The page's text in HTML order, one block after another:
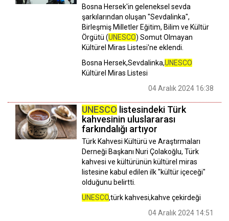
Bosna Hersek'in geleneksel sevda
şarkılarından oluşan "Sevdalinka",
Birleşmiş Milletler Eğitim, Bilim ve Kültür
Örgütü (UNESCO) Somut Olmayan
Kültürel Miras Listesi'ne eklendi.
Bosna Hersek,Sevdalinka,UNESCO
Kültürel Miras Listesi
04 Aralık 2024 16:38
UNESCO listesindeki Türk
kahvesinin uluslararası
farkındalığı artıyor
Türk Kahvesi Kültürü ve Araştırmaları
Derneği Başkanı Nuri Çolakoğlu, Türk
kahvesi ve kültürünün kültürel miras
listesine kabul edilen ilk "kültür içeceği"
olduğunu belirtti.
UNESCO,türk kahvesi,kahve çekirdeği
04 Aralık 2024 14:51